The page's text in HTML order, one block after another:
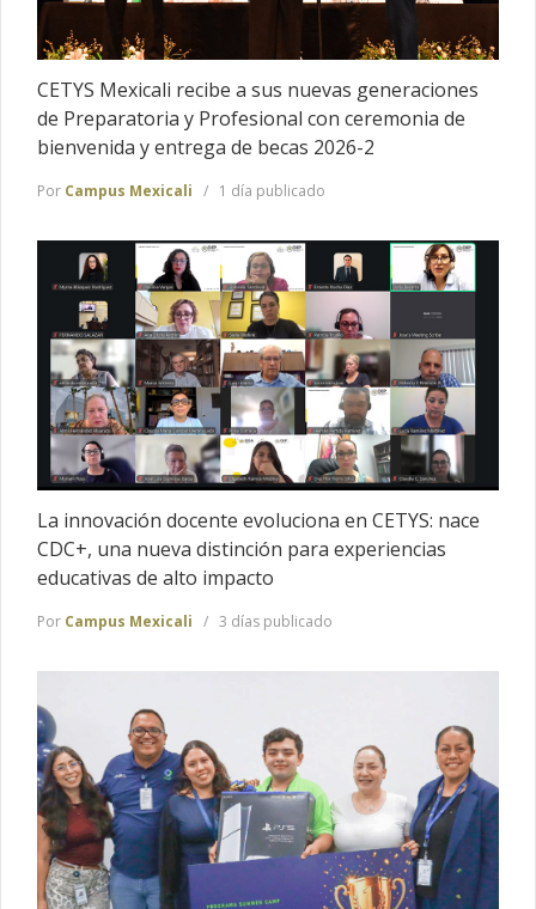
CETYS Mexicali recibe a sus nuevas generaciones
de Preparatoria y Profesional con ceremonia de
bienvenida y entrega de becas 2026-2
Por Campus Mexicali 1 día publicado
La innovación docente evoluciona en CETYS: nace
CDC+, una nueva distinción para experiencias
educativas de alto impacto
Por Campus Mexicali 3 días publicado